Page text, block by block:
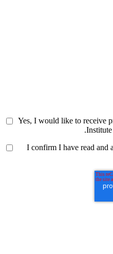
Yes, I would like to receive
I confirm I have read and